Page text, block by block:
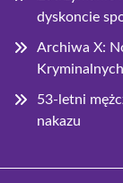
dyskoncie
Archiwa X:
Kryminalnych
53-letni
nakazu